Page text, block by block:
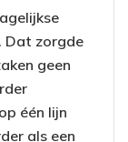
Dat zorgde
geen
één lijn
als een